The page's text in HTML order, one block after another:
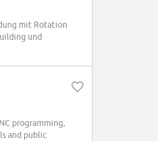
mit Rotation
und
programming,
and public